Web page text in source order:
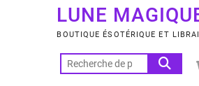
LUNE
BOUTIQUE ÉSOTÉRIQUE ET
Recherche
pour :